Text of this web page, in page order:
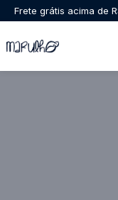
Frete grátis acima de